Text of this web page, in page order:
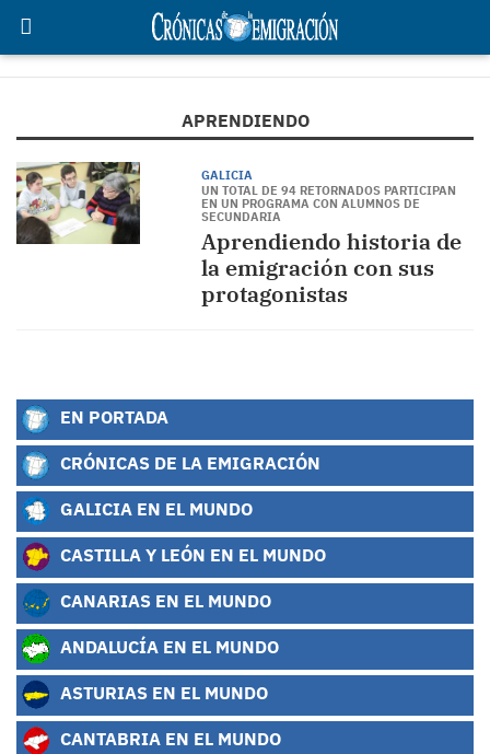
APRENDIENDO
GALICIA
UN TOTAL DE 94 RETORNADOS PARTICIPAN
EN UN PROGRAMA CON ALUMNOS DE
SECUNDARIA
Aprendiendo historia de
la emigración con sus
protagonistas
EN PORTADA
CRÓNICAS DE LA EMIGRACIÓN
GALICIA EN EL MUNDO
CASTILLA Y LEÓN EN EL MUNDO
CANARIAS EN EL MUNDO
ANDALUCÍA EN EL MUNDO
ASTURIAS EN EL MUNDO
CANTABRIA EN EL MUNDO